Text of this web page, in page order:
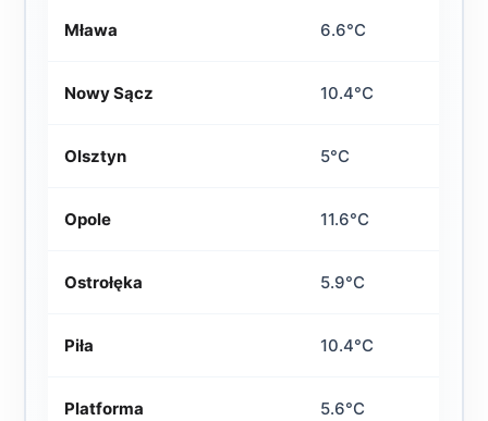
Mława 6.6°C
Nowy Sącz 10.4°C
Olsztyn 5°C
Opole 11.6°C
Ostrołęka 5.9°C
Piła 10.4°C
Platforma 5.6°C